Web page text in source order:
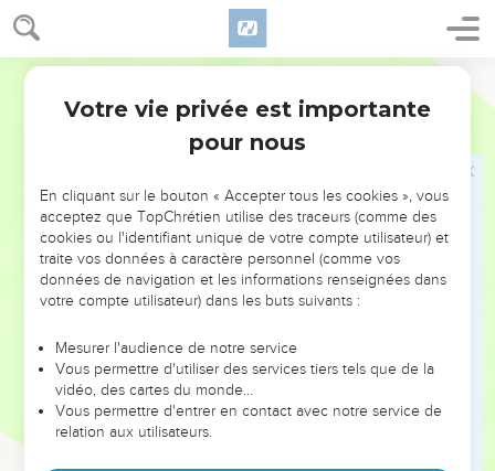
2 Corinthiens Introduction
Il retourne à Ephèse et là, écrit à nouveau une lettre aux
Corinthiens, « avec bien des larmes » (2.4 ; 7.8). Cette lettre
est perdue. *Tite en était le porteur. Paul le rencontre en
*Macédoine : il revient avec de bonnes nouvelles. C’est à
cette occasion que Paul rédige 2 Corinthiens.
tendues entre Paul et ses détracteurs corinthiens.
Puis, aux chapitres 8 et 9, il aborde ce qui le préoccupe
actuellement : la collecte que font les Eglises non-juives au
profit de l’Eglise de *Jérusalem.
Enfin, Paul prépare l’avenir immédiat (ch. 10 à 13) : sa
prochaine visite, et défend son apostolat.
Le fil conducteur de la lettre est donc un développement
Votre vie privée est importante
pour nous
En cliquant sur le bouton « Accepter tous les cookies », vous
acceptez que TopChrétien utilise des traceurs (comme des
cookies ou l'identifiant unique de votre compte utilisateur) et
traite vos données à caractère personnel (comme vos
données de navigation et les informations renseignées dans
votre compte utilisateur) dans les buts suivants :
Mesurer l'audience de notre service
Vous permettre d'utiliser des services tiers tels que de la
vidéo, des cartes du monde…
Vous permettre d'entrer en contact avec notre service de
relation aux utilisateurs.